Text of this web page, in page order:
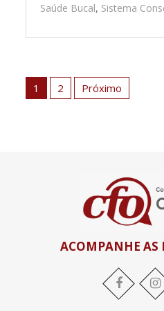
Saúde Bucal, Sistema
Paginação
de1 2 Próximo
ACOMPANHE AS